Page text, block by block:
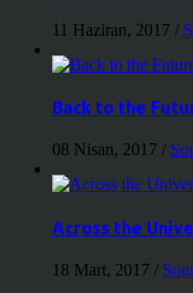
11 Haziran, 2017 /
Back to the
08 Nisan, 2017 /
Across the
18 Mart, 2017 /